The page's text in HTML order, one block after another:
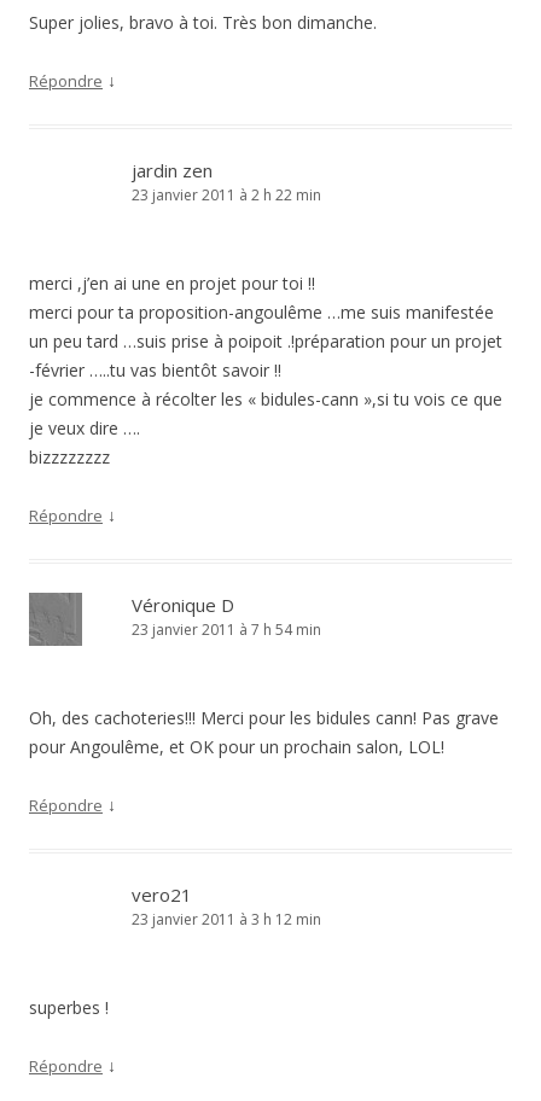
Super jolies, bravo à toi. Très bon dimanche.
Répondre ↓
jardin zen
23 janvier 2011 à 2 h 22 min
merci ,j’en ai une en projet pour toi !!
merci pour ta proposition-angoulême …me suis manifestée
un peu tard …suis prise à poipoit .!préparation pour un projet
-février …..tu vas bientôt savoir !!
je commence à récolter les « bidules-cann »,si tu vois ce que
je veux dire ….
bizzzzzzzz
Répondre ↓
Véronique D
23 janvier 2011 à 7 h 54 min
Oh, des cachoteries!!! Merci pour les bidules cann! Pas grave
pour Angoulême, et OK pour un prochain salon, LOL!
Répondre ↓
vero21
23 janvier 2011 à 3 h 12 min
superbes !
Répondre ↓